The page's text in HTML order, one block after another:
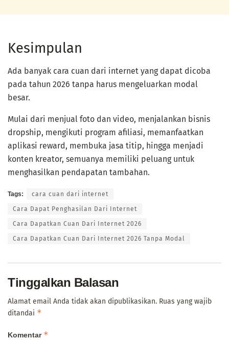
Kesimpulan
Ada banyak cara cuan dari internet yang dapat dicoba
pada tahun 2026 tanpa harus mengeluarkan modal
besar.
Mulai dari menjual foto dan video, menjalankan bisnis
dropship, mengikuti program afiliasi, memanfaatkan
aplikasi reward, membuka jasa titip, hingga menjadi
konten kreator, semuanya memiliki peluang untuk
menghasilkan pendapatan tambahan.
Tags: cara cuan dari internet
Cara Dapat Penghasilan Dari Internet
Cara Dapatkan Cuan Dari Internet 2026
Cara Dapatkan Cuan Dari Internet 2026 Tanpa Modal
Tinggalkan Balasan
Alamat email Anda tidak akan dipublikasikan. Ruas yang wajib
ditandai *
Komentar *